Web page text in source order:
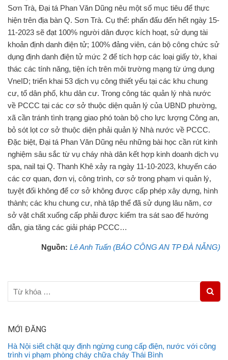
Sơn Trà, Đại tá Phan Văn Dũng nêu một số mục tiêu để thực
hiện trên địa bàn Q. Sơn Trà. Cụ thể: phấn đấu đến hết ngày 15-
11-2023 sẽ đạt 100% người dân được kích hoạt, sử dụng tài
khoản định danh điện tử; 100% đảng viên, cán bộ công chức sử
dụng định danh điện tử mức 2 để tích hợp các loại giấy tờ, khai
thác các tính năng, tiện ích trên môi trường mạng từ ứng dụng
VneID; triển khai 53 dịch vụ công thiết yếu tại các khu chung
cư, tổ dân phố, khu dân cư. Trong công tác quản lý nhà nước
về PCCC tại các cơ sở thuộc diện quản lý của UBND phường,
xã cần tránh tình trạng giao phó toàn bộ cho lực lượng Công an,
bỏ sót lọt cơ sở thuộc diện phải quản lý Nhà nước về PCCC.
Đặc biệt, Đại tá Phan Văn Dũng nêu những bài học cần rút kinh
nghiệm sâu sắc từ vụ cháy nhà dân kết hợp kinh doanh dịch vụ
spa, nail tại Q. Thanh Khê xảy ra ngày 11-10-2023, khuyến cáo
các cơ quan, đơn vị, công trình, cơ sở trong phạm vi quản lý,
tuyệt đối không để cơ sở không được cấp phép xây dựng, hình
thành; các khu chung cư, nhà tập thể đã sử dụng lâu năm, cơ
sở vật chất xuống cấp phải được kiểm tra sát sao để hướng
dẫn, gia tăng các giải pháp PCCC…
Nguồn: Lê Anh Tuấn (BÁO CÔNG AN TP ĐÀ NẴNG)
MỚI ĐĂNG
Hà Nội siết chặt quy định ngừng cung cấp điện, nước với công
trình vi phạm phòng cháy chữa cháy Thái Bình